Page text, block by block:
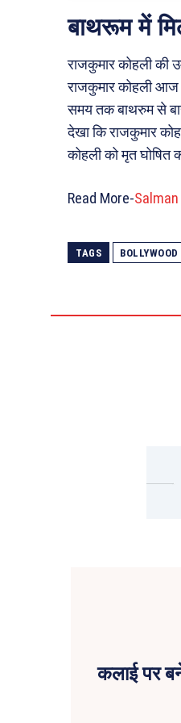
बाथरूम में
राजकुमार कोहली की
राजकुमार कोहली आज
समय तक बाथरुम से
देखा कि राजकुमार
कोहली को मृत घोषित
Read More-Salman
TAGS BOLLYWOOD
कलाई पर